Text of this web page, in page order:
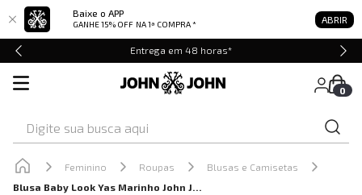
Baixe o APP
GANHE 15% OFF NA 1ª COMPRA * ABRIR
Entrega em 48 horas*
0
Feminino Roupas
Blusas e Camisetas
Blusa Baby Look Yas Marinho John John Feminina